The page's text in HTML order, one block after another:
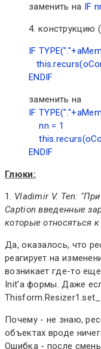
заменить на IF
4. конструкцию
IF
ENDIF
заменить на
IF
nn = 1
ENDIF
Глюки:
1. Vladimir V. Ten:
Caption введенные
которые относяться
Да, оказалось, что
реагирует на
возникает где-то
Init'а формы. Даже
Почему - не знаю,
объектах вроде
Ошибка - после